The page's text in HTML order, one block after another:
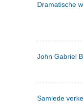
Dramatische
John Gabriel
Samlede